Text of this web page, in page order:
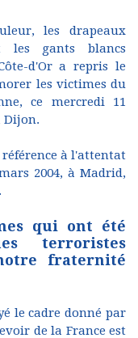
les drapeaux
les gants blancs
d'Or a repris le
les victimes du
ce mercredi 11
Dijon.
référence à l'attentat
2004, à Madrid,
qui ont été
terroristes
fraternité
le cadre donné par
de la France est